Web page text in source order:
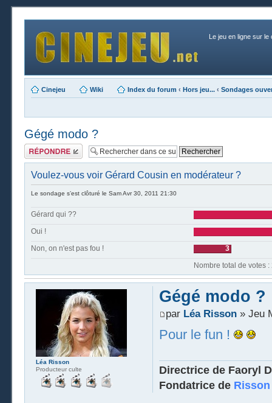
Le jeu en ligne sur le
Cinejeu Wiki Index du forum ‹ Hors jeu... ‹ Sondages
Gégé modo ?
Publier une
réponse
Voulez-vous voir Gérard Cousin en modérateur ?
Le sondage s’est clôturé le Sam Avr 30, 2011 21:30
Gérard qui ??
Oui !
Non, on n'est pas fou !
3
Gégé modo ?
par Léa Risson» Jeu
Pour le fun !
Directrice de Faoryl
Fondatrice de
Léa Risson
Producteur culte